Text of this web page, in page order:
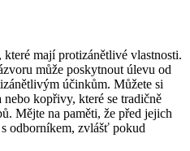
mají protizánětlivé vlastnosti.
může poskytnout úlevu od
účinkům. Můžete si
kopřivy, které se tradičně
Mějte na paměti, že před jejich
odborníkem, zvlášť pokud